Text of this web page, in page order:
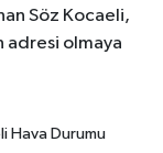
Söz Kocaeli,
adresi olmaya
Hava Durumu